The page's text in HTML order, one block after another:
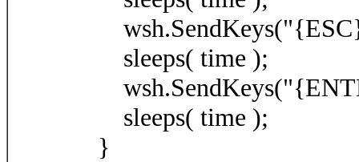
sleeps( time );
sleeps( time );
}